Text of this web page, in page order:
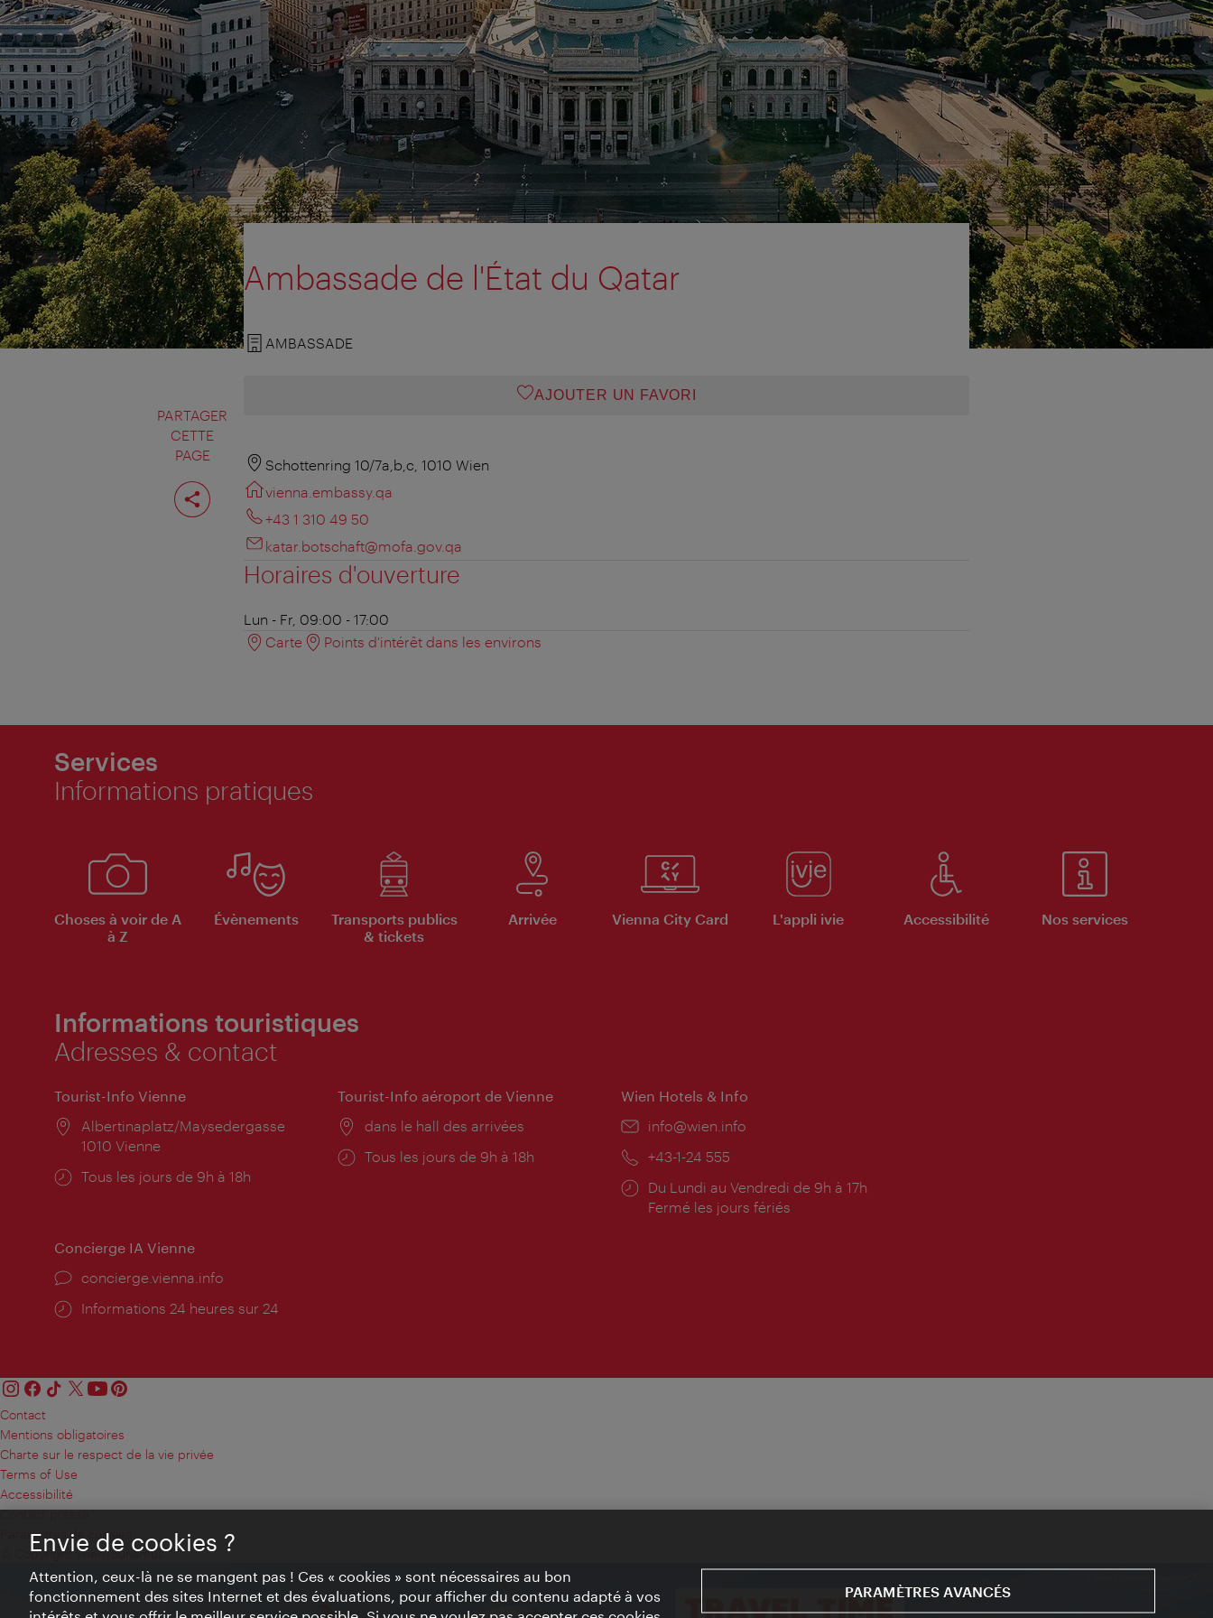
PARTAGER
CETTE
PAGE
Partager
cette
page
Ambassade de l'État du Qatar
AMBASSADE
AJOUTER UN FAVORI
Schottenring 10/7a,b,c, 1010 Wien
vienna.embassy.qa
+43 1 310 49 50
katar.botschaft@mofa.gov.qa
Horaires d'ouverture
Lun - Fr, 09:00 - 17:00
Carte
Points d'intérêt dans les environs
Services
Informations pratiques
Choses à voir de A
à Z
Évènements
Transports publics
& tickets
Arrivée Vienna City Card L'appli ivie Accessibilité Nos services
Informations touristiques
Adresses & contact
Tourist-Info Vienne
Lieu:
Albertinaplatz/Maysedergasse
1010 Vienne
Horaires
Tous les jours de 9h à 18h
Tourist-Info aéroport de Vienne
Lieu:
dans le hall des arrivées
Horaires
Tous les jours de 9h à 18h
Wien Hotels & Info
E-
info@wien.info
Téléphone:
+43-1-24 555
Horaires
d'ouverture:
Du Lundi au Vendredi de 9h à 17h
Fermé les jours fériés
Concierge IA Vienne
Ort:
concierge.vienna.info
Öffnungszeiten:
Informations 24 heures sur 24
Contact
Mentions obligatoires
Charte sur le respect de la vie privée
Terms of Use
Accessibilité
Contact presse
Paramètres de cookies
© Copyright WienTourismus
Envie de cookies ?
Attention, ceux-là ne se mangent pas ! Ces « cookies » sont nécessaires au bon
fonctionnement des sites Internet et des évaluations, pour afficher du contenu adapté à vos
PARAMÈTRES AVANCÉS